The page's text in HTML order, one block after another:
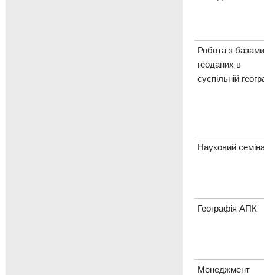
Робота з базами
геоданих в
суспільній
Науковий
Географія АПК
Менеджмент